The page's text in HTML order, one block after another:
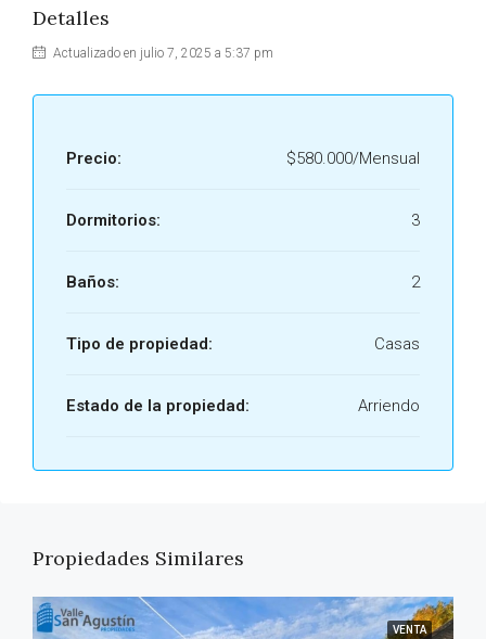
Detalles
Actualizado en julio 7, 2025 a 5:37 pm
Precio: $580.000/Mensual
Dormitorios: 3
Baños: 2
Tipo de propiedad: Casas
Estado de la propiedad: Arriendo
Propiedades Similares
VENTA